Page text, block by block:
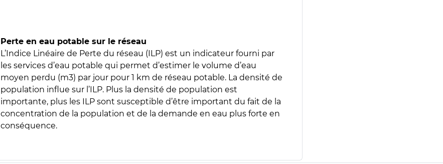
Perte en eau potable sur le réseau
L’Indice Linéaire de Perte du réseau (ILP) est un indicateur fourni par
les services d’eau potable qui permet d’estimer le volume d’eau
moyen perdu (m3) par jour pour 1 km de réseau potable. La densité de
population influe sur l’ILP. Plus la densité de population est
importante, plus les ILP sont susceptible d’être important du fait de la
concentration de la population et de la demande en eau plus forte en
conséquence.